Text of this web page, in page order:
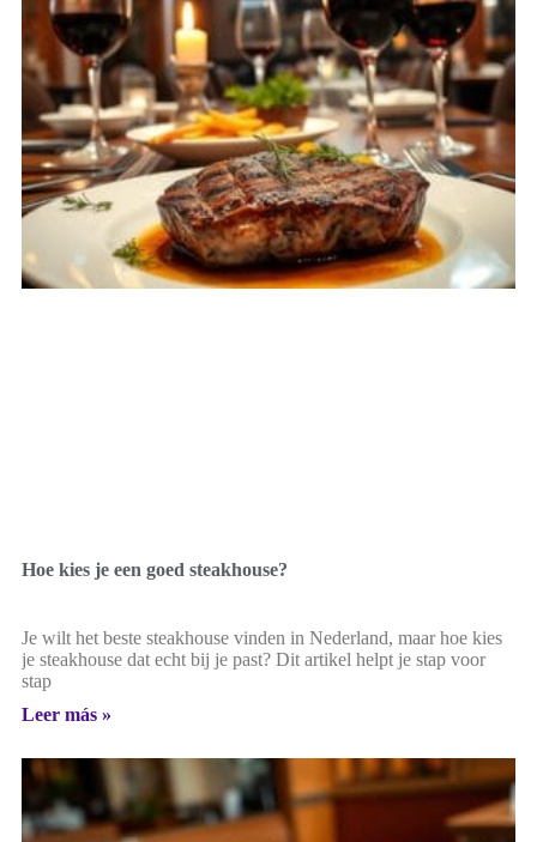
Hoe kies je een goed steakhouse?
Je wilt het beste steakhouse vinden in Nederland, maar hoe kies
je steakhouse dat echt bij je past? Dit artikel helpt je stap voor
stap
Leer más »